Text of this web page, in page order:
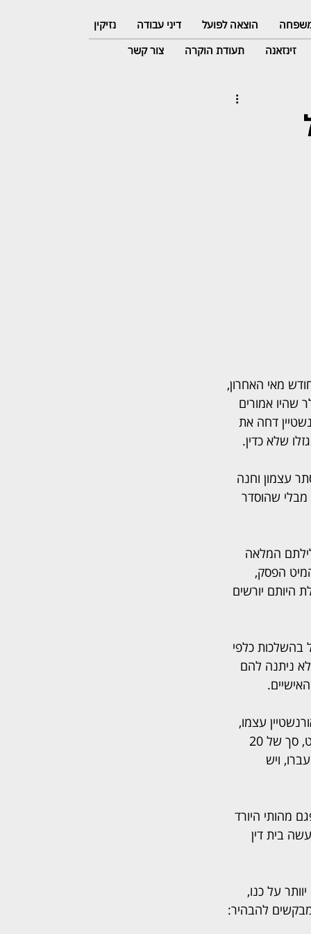
משפחה הוצאה לפועל דיני עבודה
נזיקין
זינזאנה
תעודת הוקרה צור קשר
מאי האחרון,
הבוררות, וינרוט נטל לידיו 37.5 מיליון דולר שהיו אמורים
דחה את
שלא כדין.
עצמון וחנה
מבלי שהוסדר
המלאה
הפסק,
היותם יורשים
בהשלכות כלפי
ניתנה להם
עצמו,
ויש
מהותי היורד
בית דין
על כנו,
מבקשים להבהיר: